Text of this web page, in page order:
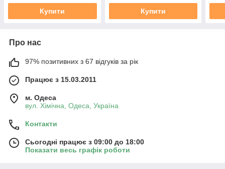
Купити Купити
Про нас
97% позитивних з 67 відгуків за рік
Працює з 15.03.2011
м. Одеса
вул. Хiмiчна, Одеса, Україна
Контакти
Сьогодні працює з 09:00 до 18:00
Показати весь графік роботи